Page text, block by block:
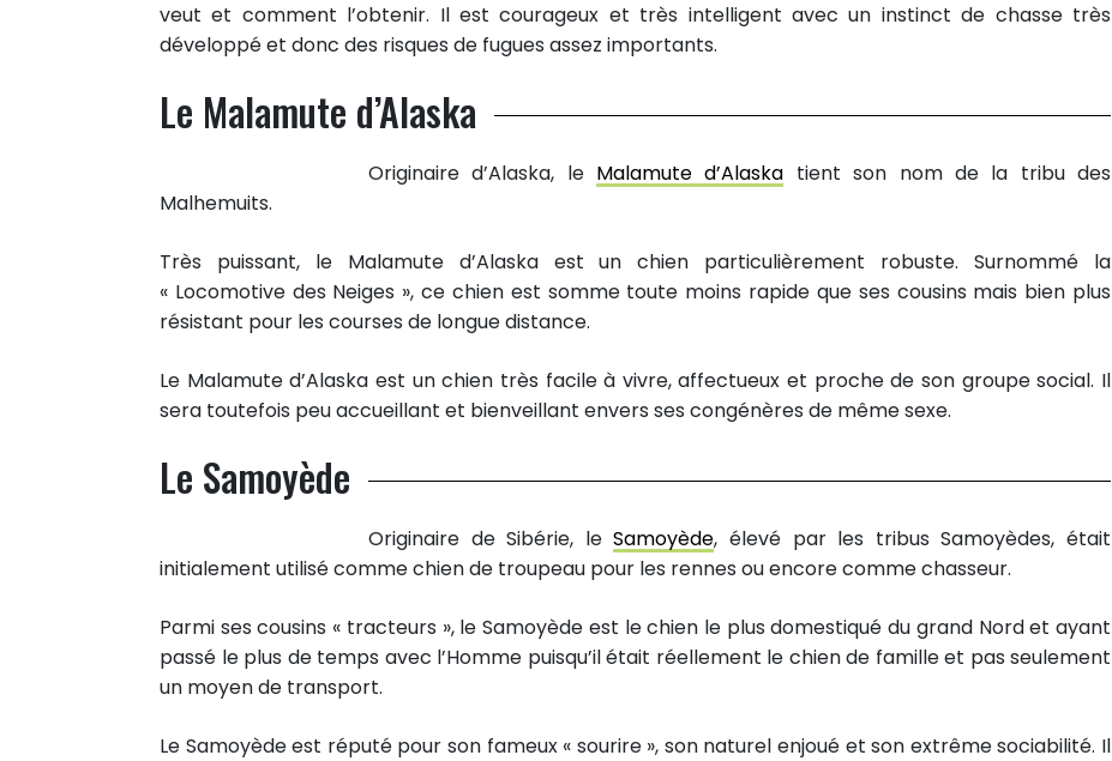
veut et comment l’obtenir. Il est courageux et très intelligent avec un instinct de chasse très
développé et donc des risques de fugues assez importants.
Le Malamute d’Alaska
Originaire d’Alaska, le Malamute d’Alaska tient son nom de la tribu des
Malhemuits.
Très puissant, le Malamute d’Alaska est un chien particulièrement robuste. Surnommé la
« Locomotive des Neiges », ce chien est somme toute moins rapide que ses cousins mais bien plus
résistant pour les courses de longue distance.
Le Malamute d’Alaska est un chien très facile à vivre, affectueux et proche de son groupe social. Il
sera toutefois peu accueillant et bienveillant envers ses congénères de même sexe.
Le Samoyède
Originaire de Sibérie, leSamoyède, élevé par les tribus Samoyèdes, était
initialement utilisé comme chien de troupeau pour les rennes ou encore comme chasseur.
Parmi ses cousins « tracteurs », le Samoyède est le chien le plus domestiqué du grand Nord et ayant
passé le plus de temps avec l’Homme puisqu’il était réellement le chien de famille et pas seulement
un moyen de transport.
Le Samoyède est réputé pour son fameux « sourire », son naturel enjoué et son extrême sociabilité. Il